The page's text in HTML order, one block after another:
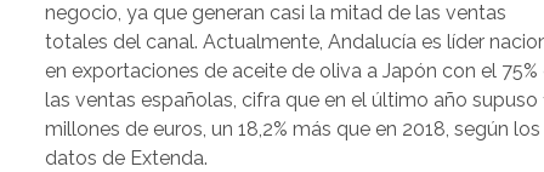
negocio, ya que generan casi la mitad de las ventas
totales del canal. Actualmente, Andalucía es líder
en exportaciones de aceite de oliva a Japón con el 75%
las ventas españolas, cifra que en el último año supuso
millones de euros, un 18,2% más que en 2018, según los
datos de Extenda.